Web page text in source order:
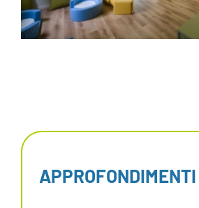
APPROFONDIMENTI